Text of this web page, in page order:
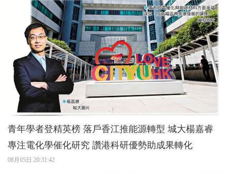
青年學者登精英榜 落戶香江推能源轉型 城大楊嘉睿
專注電化學催化研究 讚港科研優勢助成果轉化
08月05日 20:31:42